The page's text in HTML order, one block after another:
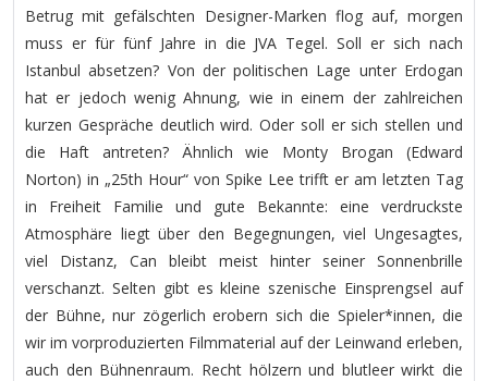
Betrug mit gefälschten Designer-Marken flog auf, morgen
muss er für fünf Jahre in die JVA Tegel. Soll er sich nach
Istanbul absetzen? Von der politischen Lage unter Erdogan
hat er jedoch wenig Ahnung, wie in einem der zahlreichen
kurzen Gespräche deutlich wird. Oder soll er sich stellen und
die Haft antreten? Ähnlich wie Monty Brogan (Edward
Norton) in „25th Hour“ von Spike Lee trifft er am letzten Tag
in Freiheit Familie und gute Bekannte: eine verdruckste
Atmosphäre liegt über den Begegnungen, viel Ungesagtes,
viel Distanz, Can bleibt meist hinter seiner Sonnenbrille
verschanzt. Selten gibt es kleine szenische Einsprengsel auf
der Bühne, nur zögerlich erobern sich die Spieler*innen, die
wir im vorproduzierten Filmmaterial auf der Leinwand erleben,
auch den Bühnenraum. Recht hölzern und blutleer wirkt die